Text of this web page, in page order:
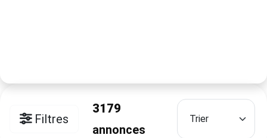
Filtres
3179
annonces